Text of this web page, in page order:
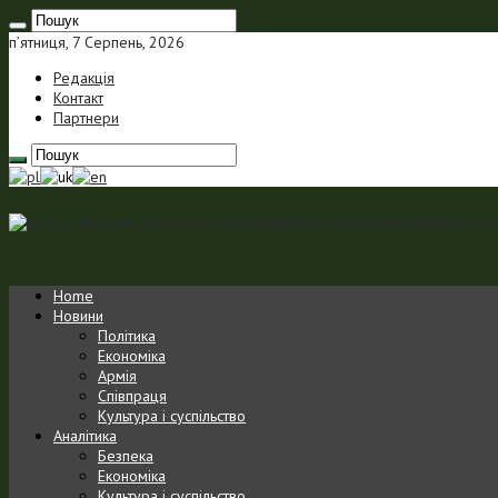
п’ятниця, 7 Серпень, 2026
Редакція
Контакт
Партнери
Home
Новини
Політика
Економіка
Армія
Співпраця
Культура і суспільство
Аналітика
Безпека
Економіка